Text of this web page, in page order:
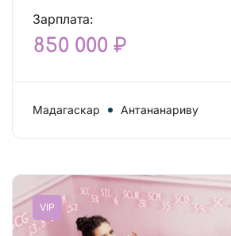
Зарплата:
850 000 ₽
Мадагаскар Антананариву
VIP